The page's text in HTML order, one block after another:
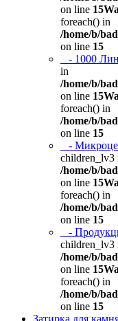
on line 15
foreach() in
/home/b/
on line 15
- 1000
in
/home/b/
on line 15
foreach() in
/home/b/
on line 15
-
children_lv3
/home/b/
on line 15
foreach() in
/home/b/
on line 15
-
children_lv3
/home/b/
on line 15
foreach() in
/home/b/
on line 15
Затирка для